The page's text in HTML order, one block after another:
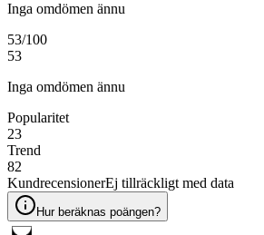
Inga omdömen ännu
53/100
53
Inga omdömen ännu
Popularitet
23
Trend
82
KundrecensionerEj tillräckligt med data
Hur beräknas poängen?